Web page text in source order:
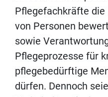
Pflegefachkräfte
von Personen
sowie
Pflegeprozesse für
pflegebedürftige
dürfen. Dennoch